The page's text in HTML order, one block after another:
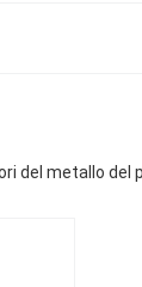
del metallo del